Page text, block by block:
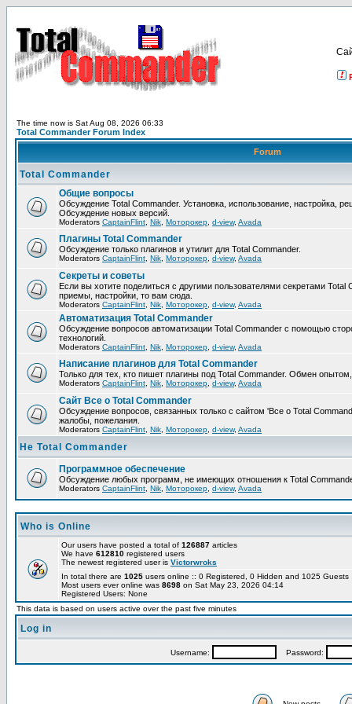
The time now is Sat Aug 08, 2026 06:33
Total Commander Forum Index
Forum
Total Commander
Общие вопросы
Обсуждение Total Commander. Установка, использование, настройка,
Обсуждение новых версий.
Moderators CaptainFlint Nik Моторокер d-view, Avada
Плагины Total Commander
Обсуждение только плагинов и утилит для Total Commander.
Moderators CaptainFlint Nik Моторокер d-view, Avada
Секреты и советы
Если вы хотите поделиться с другими пользователями секретами Total
приемы, настройки, то вам сюда.
Moderators CaptainFlint Nik Моторокер d-view, Avada
Автоматизация Total Commander
Обсуждение вопросов автоматизации Total Commander с помощью
технологий.
Moderators CaptainFlint Nik Моторокер d-view, Avada
Написание плагинов для Total Commander
Только для тех, кто пишет плагины под Total Commander. Обмен
Moderators CaptainFlint Nik Моторокер d-view, Avada
Сайт Все о Total Commander
Обсуждение вопросов, связанных только с сайтом 'Все о Total
жалобы, пожелания.
Moderators CaptainFlint Nik Моторокер d-view, Avada
Не Total Commander
Программное обеспечение
Обсуждение любых программ, не имеющих отношения к Total
Moderators CaptainFlint Nik Моторокер d-view, Avada
Who is Online
Our users have posted a total of 126887 articles
We have 612810 registered users
The newest registered user is Victorwroks
In total there are 1025 users online :: 0 Registered, 0 Hidden and 1025
Most users ever online was 8698 on Sat May 23, 2026 04:14
Registered Users: None
This data is based on users active over the past five minutes
Log in
Username: Password: